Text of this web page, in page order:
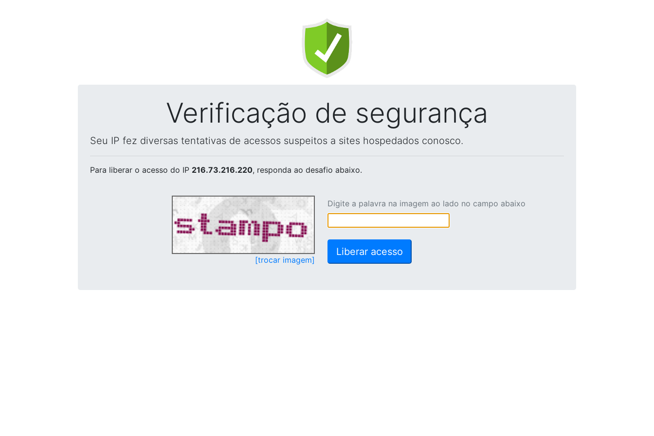
Verificação de segurança
Seu IP fez diversas tentativas de acessos suspeitos a sites hospedados conosco.
Para liberar o acesso do IP 216.73.216.220, responda ao desafio abaixo.
[trocar imagem]
Digite a palavra na imagem ao lado no campo abaixo